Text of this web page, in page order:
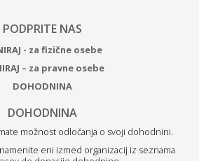
PODPRITE NAS
- za fizične osebe
– za pravne osebe
DOHODNINA
DOHODNINA
možnost odločanja o svoji dohodnini.
eni izmed organizacij iz seznama